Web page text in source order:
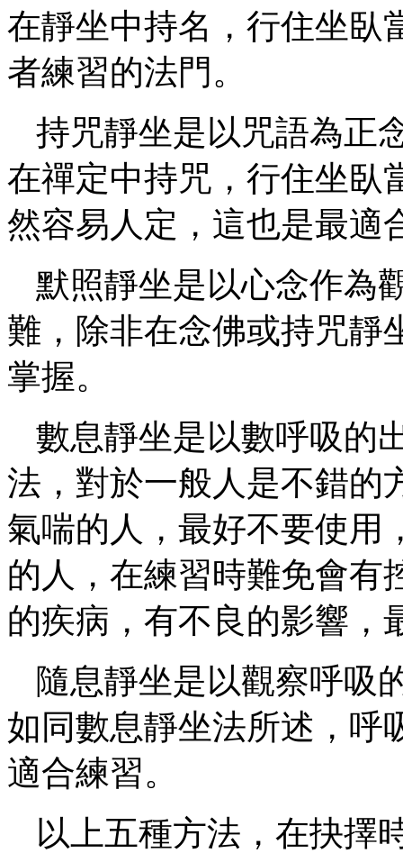
在靜坐中持名，行住坐臥
者練習的法門。
持咒靜坐是以咒語為正
在禪定中持咒，行住坐臥
然容易人定，這也是最適
默照靜坐是以心念作為
難，除非在念佛或持咒靜
掌握。
數息靜坐是以數呼吸的
法，對於一般人是不錯的
氣喘的人，最好不要使用
的人，在練習時難免會有
的疾病，有不良的影響，
隨息靜坐是以觀察呼吸
如同數息靜坐法所述，呼
適合練習。
以上五種方法，在抉擇